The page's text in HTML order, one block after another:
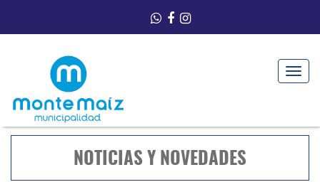
Toggle
NOTICIAS Y NOVEDADES